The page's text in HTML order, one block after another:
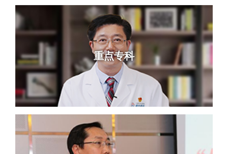
重点专科